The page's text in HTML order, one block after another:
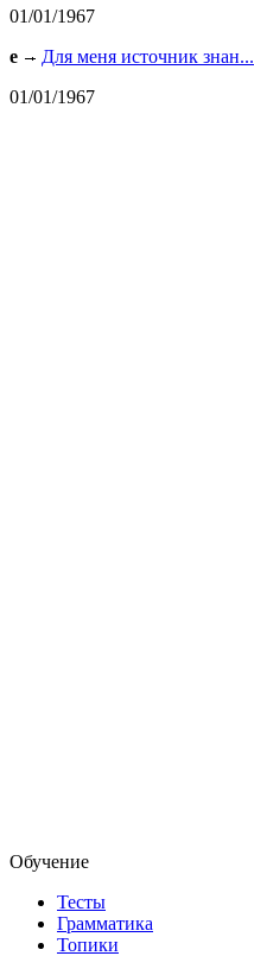
01/01/1967
e
Для меня источник знан...
01/01/1967
Обучение
Тесты
Грамматика
Топики